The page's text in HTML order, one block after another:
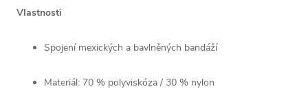
Vlastnosti
Spojení mexických a bavlněných bandáží
Materiál: 70 % polyviskóza / 30 % nylon